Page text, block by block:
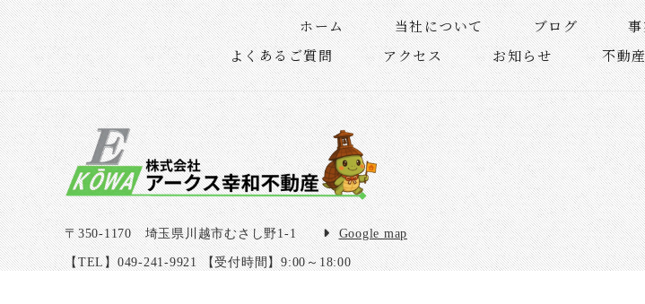
ホーム 当社について ブログ
よくあるご質問
アクセス お知らせ 不動
〒350-1170埼玉県川越市むさし野1-1 Google map
【TEL】049-241-9921 【受付時間】9:00～18:00